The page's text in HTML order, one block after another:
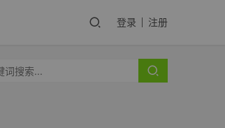
登录 注册